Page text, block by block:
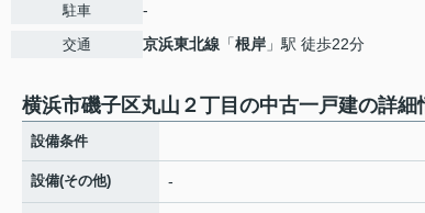
駐車 -
交通 京浜東北線 「根岸 」駅 徒歩22分
横浜市磯子区丸山２丁目の中古一戸建の詳細
設備条件
設備(その他) -